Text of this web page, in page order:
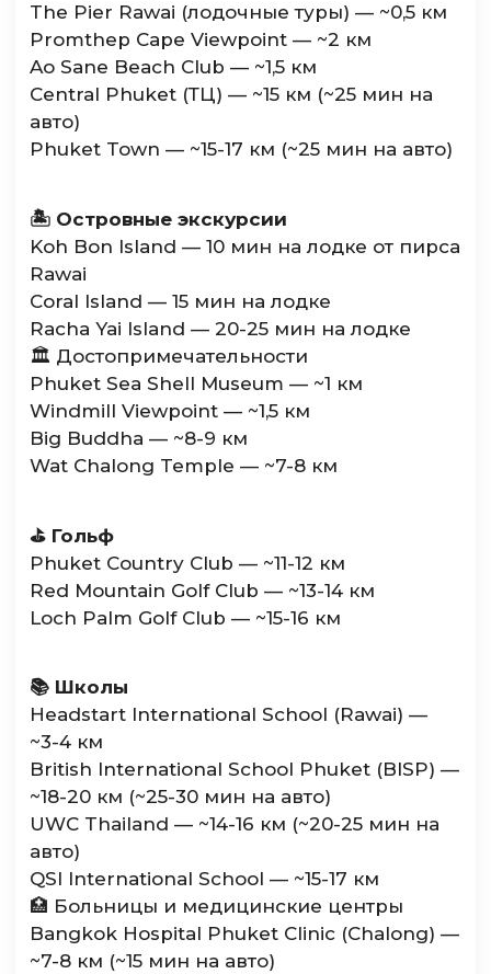
The Pier Rawai (лодочные туры) — ~0,5 км
Promthep Cape Viewpoint — ~2 км
Ao Sane Beach Club — ~1,5 км
Central Phuket (ТЦ) — ~15 км (~25 мин на
авто)
Phuket Town — ~15-17 км (~25 мин на авто)
🏝️ Островные экскурсии
Koh Bon Island — 10 мин на лодке от пирса
Rawai
Coral Island — 15 мин на лодке
Racha Yai Island — 20-25 мин на лодке
🏛️ Достопримечательности
Phuket Sea Shell Museum — ~1 км
Windmill Viewpoint — ~1,5 км
Big Buddha — ~8-9 км
Wat Chalong Temple — ~7-8 км
⛳️ Гольф
Phuket Country Club — ~11-12 км
Red Mountain Golf Club — ~13-14 км
Loch Palm Golf Club — ~15-16 км
📚 Школы
Headstart International School (Rawai) —
~3-4 км
British International School Phuket (BISP) —
~18-20 км (~25-30 мин на авто)
UWC Thailand — ~14-16 км (~20-25 мин на
авто)
QSI International School — ~15-17 км
🏥 Больницы и медицинские центры
Bangkok Hospital Phuket Clinic (Chalong) —
~7-8 км (~15 мин на авто)